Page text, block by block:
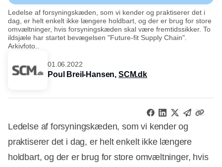
Ledelse af forsyningskæden, som vi kender og praktiserer det i
dag, er helt enkelt ikke længere holdbart, og der er brug for store
omvæltninger, hvis forsyningskæden skal være fremtidssikker. To
ildsjæle har startet bevægelsen "Future-fit Supply Chain".
Arkivfoto..
01.06.2022
Poul Breil-Hansen, SCM.dk
Ledelse af forsyningskæden, som vi kender og
praktiserer det i dag, er helt enkelt ikke længere
holdbart, og der er brug for store omvæltninger, hvis